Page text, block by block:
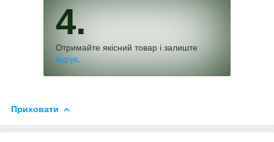
4.
Отримайте якісний товар і залиште
відгук
Приховати